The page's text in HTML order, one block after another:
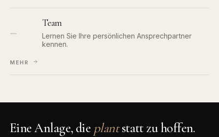
—
Team
Lernen Sie Ihre persönlichen Ansprechpartner
kennen.
MEHR
Eine Anlage, die plantstatt zu hoffen.